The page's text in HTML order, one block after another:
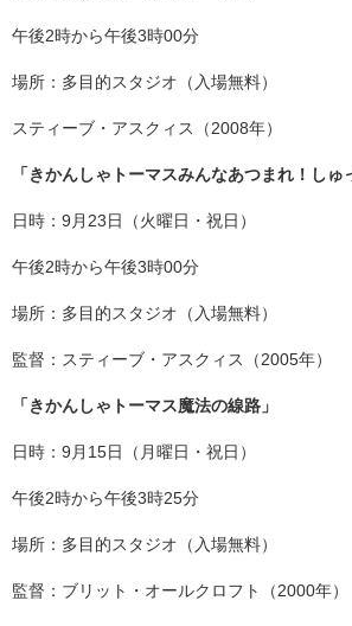
午後2時から午後3時00分
場所：多目的スタジオ（入場無料）
スティーブ・アスクィス（2008年）
「きかんしゃトーマスみんなあつまれ！しゅ
日時：9月23日（火曜日・祝日）
午後2時から午後3時00分
場所：多目的スタジオ（入場無料）
監督：スティーブ・アスクィス（2005年）
「きかんしゃトーマス魔法の線路」
日時：9月15日（月曜日・祝日）
午後2時から午後3時25分
場所：多目的スタジオ（入場無料）
監督：ブリット・オールクロフト（2000年）